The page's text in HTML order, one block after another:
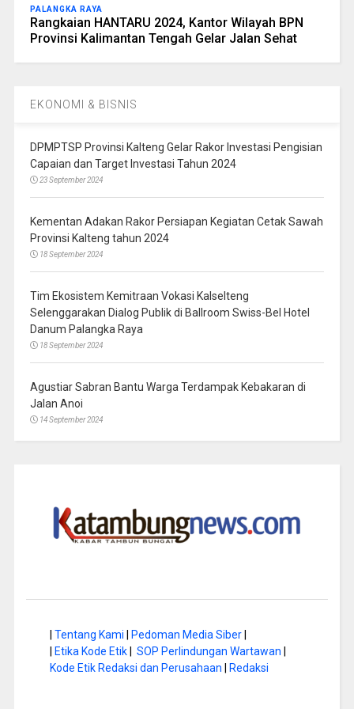
PALANGKA RAYA
Rangkaian HANTARU 2024, Kantor Wilayah BPN
Provinsi Kalimantan Tengah Gelar Jalan Sehat
EKONOMI & BISNIS
DPMPTSP Provinsi Kalteng Gelar Rakor Investasi Pengisian
Capaian dan Target Investasi Tahun 2024
23 September 2024
Kementan Adakan Rakor Persiapan Kegiatan Cetak Sawah
Provinsi Kalteng tahun 2024
18 September 2024
Tim Ekosistem Kemitraan Vokasi Kalselteng
Selenggarakan Dialog Publik di Ballroom Swiss-Bel Hotel
Danum Palangka Raya
18 September 2024
Agustiar Sabran Bantu Warga Terdampak Kebakaran di
Jalan Anoi
14 September 2024
| Tentang Kami | Pedoman Media Siber|
| Etika Kode Etik| SOP Perlindungan Wartawan |
Kode Etik Redaksi dan Perusahaan | Redaksi